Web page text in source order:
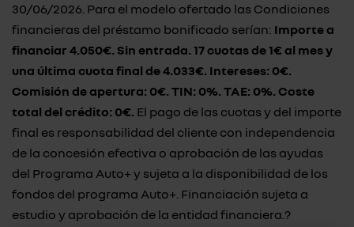
30/06/2026. Para el modelo ofertado las Condiciones
financieras del préstamo bonificado serían: Importe a
financiar 4.050€. Sin entrada. 17 cuotas de 1€ al mes y
una última cuota final de 4.033€. Intereses: 0€.
Comisión de apertura: 0€. TIN: 0%. TAE: 0%. Coste
total del crédito: 0€. El pago de las cuotas y del importe
final es responsabilidad del cliente con independencia
de la concesión efectiva o aprobación de las ayudas
del Programa Auto+ y sujeta a la disponibilidad de los
fondos del programa Auto+. Financiación sujeta a
estudio y aprobación de la entidad financiera.?